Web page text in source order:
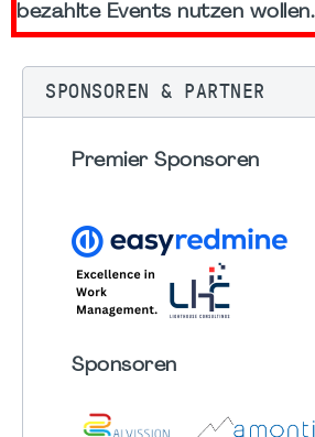
bezahlte Events nutzen wollen.
SPONSOREN & PARTNER
Premier Sponsoren
Sponsoren